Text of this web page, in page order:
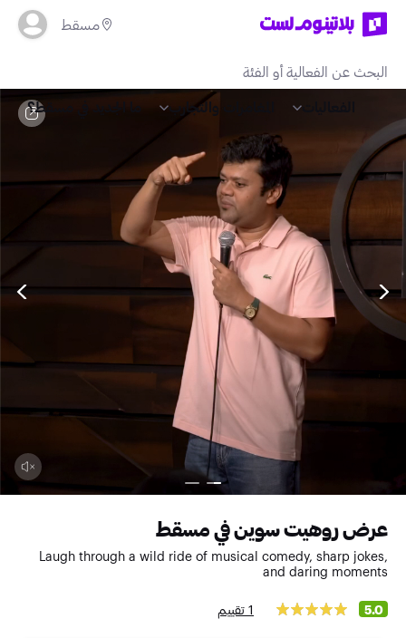
مسقط
المغامرات والتجارب ما الجديد في مسقط؟
عرض روهيت سوين في مسقط
Laugh through a wild ride of musical comedy, sharp jokes,
and daring moments
5.0 1 تقييم